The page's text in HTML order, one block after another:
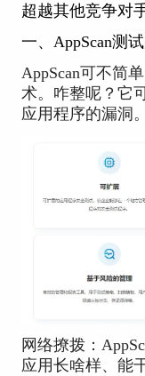
超越其他竞争对
一、AppScan测
AppScan可不简
术。咋整呢？它
应用程序的漏洞
网络撩拨：
应用长啥样、能